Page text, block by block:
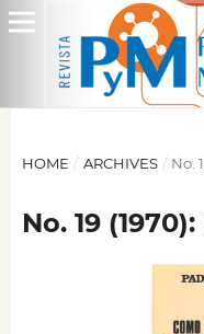
HOME / ARCHIVES / No.
No. 19